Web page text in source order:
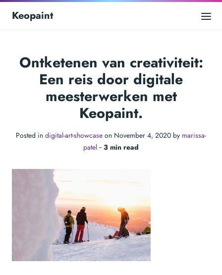
Keopaint
Ontketenen van creativiteit:
Een reis door digitale
meesterwerken met
Keopaint.
Posted in digital-art-showcase on November 4, 2020 by marissa-
patel ‐ 3 min read